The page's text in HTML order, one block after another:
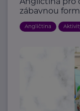
zábavnou
Angličtina